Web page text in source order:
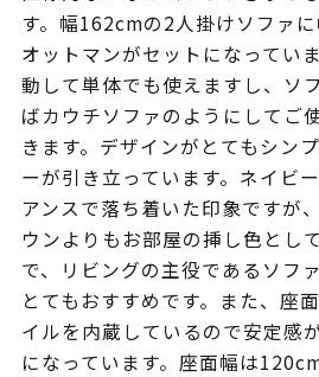
す。幅162cmの2人掛けソファ
オットマンがセットになってい
動して単体でも使えますし、ソ
ばカウチソファのようにしてご
きます。デザインがとてもシン
ーが引き立っています。ネイビ
アンスで落ち着いた印象ですが
ウンよりもお部屋の挿し色とし
で、リビングの主役であるソフ
とてもおすすめです。また、座
イルを内蔵しているので安定感
になっています。座面幅は